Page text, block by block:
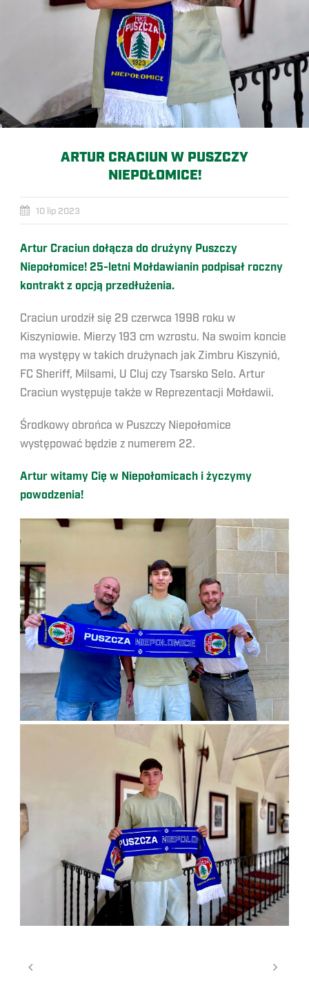
ARTUR CRACIUN W PUSZCZY
NIEPOŁOMICE!
10 lip 2023
Artur Craciun dołącza do drużyny Puszczy
Niepołomice! 25-letni Mołdawianin podpisał roczny
kontrakt z opcją przedłużenia.
Craciun urodził się 29 czerwca 1998 roku w
Kiszyniowie. Mierzy 193 cm wzrostu. Na swoim koncie
ma występy w takich drużynach jak Zimbru Kiszynió,
FC Sheriff, Milsami, U Cluj czy Tsarsko Selo. Artur
Craciun występuje także w Reprezentacji Mołdawii.
Środkowy obrońca w Puszczy Niepołomice
występować będzie z numerem 22.
Artur witamy Cię w Niepołomicach i życzymy
powodzenia!